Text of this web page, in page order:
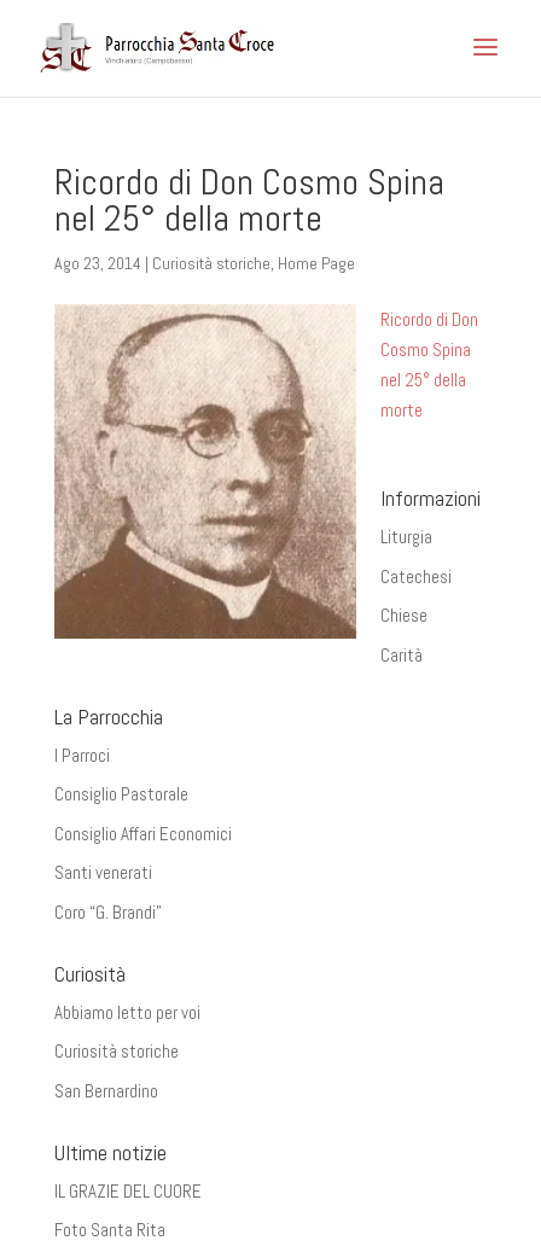
Ricordo di Don Cosmo Spina
nel 25° della morte
Ago 23, 2014 | Curiosità storiche, Home Page
Ricordo di Don
Cosmo Spina
nel 25° della
morte
Informazioni
Liturgia
Catechesi
Chiese
Carità
La Parrocchia
I Parroci
Consiglio Pastorale
Consiglio Affari Economici
Santi venerati
Coro “G. Brandi”
Curiosità
Abbiamo letto per voi
Curiosità storiche
San Bernardino
Ultime notizie
IL GRAZIE DEL CUORE
Foto Santa Rita